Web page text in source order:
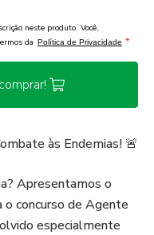
neste produto. Você,
da Política de Privacidade *
às Endemias! 🚨
Apresentamos o
concurso de Agente
especialmente